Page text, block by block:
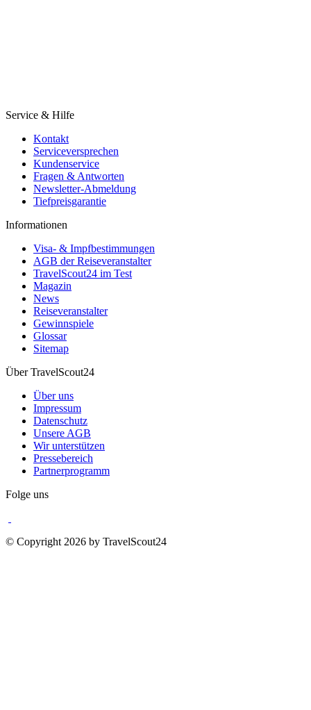
Service & Hilfe
Kontakt
Serviceversprechen
Kundenservice
Fragen & Antworten
Newsletter-Abmeldung
Tiefpreisgarantie
Informationen
Visa- & Impfbestimmungen
AGB der Reiseveranstalter
TravelScout24 im Test
Magazin
News
Reiseveranstalter
Gewinnspiele
Glossar
Sitemap
Über TravelScout24
Über uns
Impressum
Datenschutz
Unsere AGB
Wir unterstützen
Pressebereich
Partnerprogramm
Folge uns
© Copyright 2026 by TravelScout24